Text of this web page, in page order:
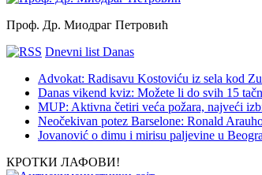
Проф. Др. Миодраг Петровић
Dnevni list Danas
Advokat: Radisavu Kostoviću iz sela kod
Danas vikend kviz: Možete li do svih 15
MUP: Aktivna četiri veća požara, najveći
Neočekivan potez Barselone: Ronald
Jovanović o dimu i mirisu paljevine u
КРОТКИ ЛАФОВИ!